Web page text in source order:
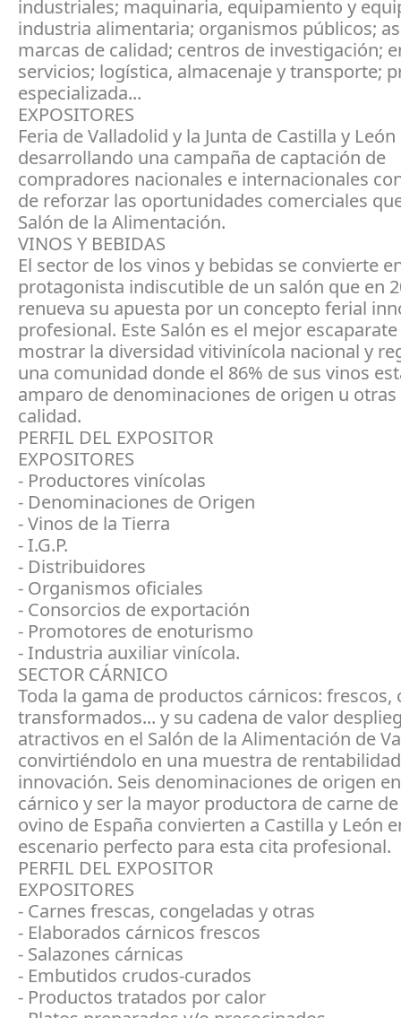
industriales; maquinaria, equipamiento y
industria alimentaria; organismos públicos;
marcas de calidad; centros de investigación;
servicios; logística, almacenaje y transporte;
especializada...
EXPOSITORES
Feria de Valladolid y la Junta de Castilla y
desarrollando una campaña de captación de
compradores nacionales e internacionales
de reforzar las oportunidades comerciales
Salón de la Alimentación.
VINOS Y BEBIDAS
El sector de los vinos y bebidas se convierte
protagonista indiscutible de un salón que en
renueva su apuesta por un concepto ferial
profesional. Este Salón es el mejor
mostrar la diversidad vitivinícola nacional y
una comunidad donde el 86% de sus vinos
amparo de denominaciones de origen u
calidad.
PERFIL DEL EXPOSITOR
EXPOSITORES
- Productores vinícolas
- Denominaciones de Origen
- Vinos de la Tierra
- I.G.P.
- Distribuidores
- Organismos oficiales
- Consorcios de exportación
- Promotores de enoturismo
- Industria auxiliar vinícola.
SECTOR CÁRNICO
Toda la gama de productos cárnicos: frescos,
transformados... y su cadena de valor
atractivos en el Salón de la Alimentación de
convirtiéndolo en una muestra de
innovación. Seis denominaciones de origen
cárnico y ser la mayor productora de carne
ovino de España convierten a Castilla y León
escenario perfecto para esta cita profesional.
PERFIL DEL EXPOSITOR
EXPOSITORES
- Carnes frescas, congeladas y otras
- Elaborados cárnicos frescos
- Salazones cárnicas
- Embutidos crudos-curados
- Productos tratados por calor